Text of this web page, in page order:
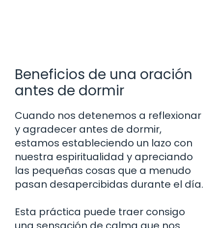
Beneficios de una oración
antes de dormir
Cuando nos detenemos a reflexionar
y agradecer antes de dormir,
estamos estableciendo un lazo con
nuestra espiritualidad y apreciando
las pequeñas cosas que a menudo
pasan desapercibidas durante el día.
Esta práctica puede traer consigo